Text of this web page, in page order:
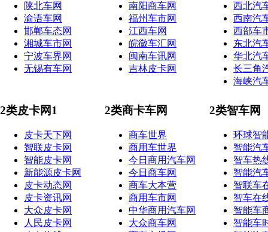
陕北车网
渝语车网
邯郸车态网
湘城车市网
宁波车界网
无锡有车网
南阳商车网
福州车市网
江西车网
皖徽车汇网
闽南车讯网
吉林皮卡网
西北汽
西南汽
西部车
东北汽
华北汽
长三角
海峡汽
2类皮卡网1
皮卡天下网
智联皮卡网
智能皮卡网
新能源皮卡网
皮卡动态网
皮卡资讯网
大众皮卡网
人民皮卡网
2类商卡车网
商车世界
商用车世界
今日商用汽车网
今日商车网
商车大本营
商用车市网
中华商用汽车网
大众商车网
2类智车网
环球智
智能汽
智车热
智能汽
智联车
智车在
智能车
智能车